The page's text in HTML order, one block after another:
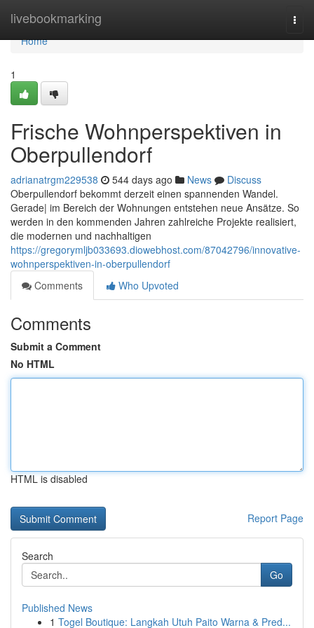
livebookmarking
Home
Home
1
Frische Wohnperspektiven in
Oberpullendorf
adrianatrgm229538 544 days ago News
Discuss
Oberpullendorf bekommt derzeit einen spannenden Wandel.
Gerade| im Bereich der Wohnungen entstehen neue Ansätze. So
werden in den kommenden Jahren zahlreiche Projekte realisiert,
die modernen und nachhaltigen
https://gregorymljb033693.diowebhost.com/87042796/innovative-
wohnperspektiven-in-oberpullendorf
Comments
Who Upvoted
Comments
Submit a Comment
No HTML
HTML is disabled
Report Page
Search
Go
Published News
1 Togel Boutique: Langkah Utuh Paito Warna & Pred...